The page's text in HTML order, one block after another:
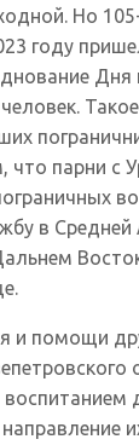
Но
году
Дня
что парни с
в Средней
помощи
направление